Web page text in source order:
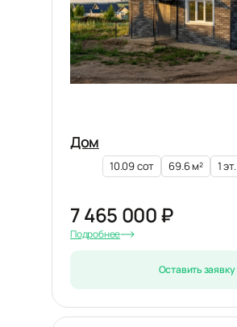
Дом
10.09 сот 69.6 м² 1 эт.
7 465 000 ₽
Подробнее
Оставить заявку